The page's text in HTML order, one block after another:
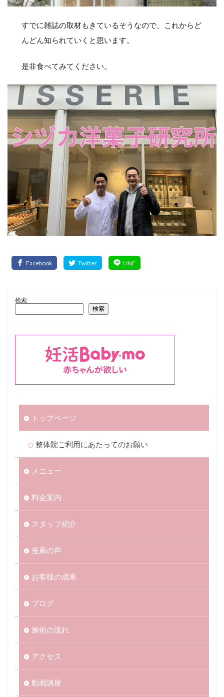
すでに雑誌の取材もきているそうなので、これからど
んどん知られていくと思います。
是非食べてみてください。
検索
検索
トップページ
整体院ご利用にあたってのお願い
メニュー
料金案内
スタッフ紹介
推薦の声
お客様の成果
ブログ
施術の流れ
アクセス
動画講座